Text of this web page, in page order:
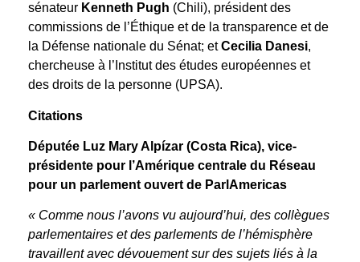
sénateur Kenneth Pugh (Chili), président des
commissions de l’Éthique et de la transparence et de
la Défense nationale du Sénat; etCecilia Danesi,
chercheuse à l’Institut des études européennes et
des droits de la personne (UPSA).
Citations
Députée Luz Mary Alpízar (Costa Rica), vice-
présidente pour l’Amérique centrale du Réseau
pour un parlement ouvert de ParlAmericas
« Comme nous l’avons vu aujourd’hui, des collègues
parlementaires et des parlements de l’hémisphère
travaillent avec dévouement sur des sujets liés à la